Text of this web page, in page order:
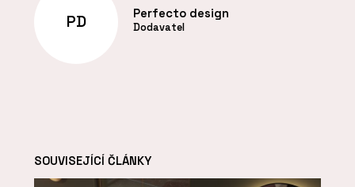
PD Perfecto design
Dodavatel
SOUVISEJÍCÍ ČLÁNKY